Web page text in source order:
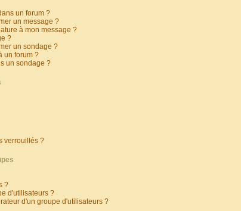
un forum ?
un message ?
à mon message ?
?
un sondage ?
un forum ?
un sondage ?
verrouillés ?
?
d'utilisateurs ?
d'un groupe d'utilisateurs ?